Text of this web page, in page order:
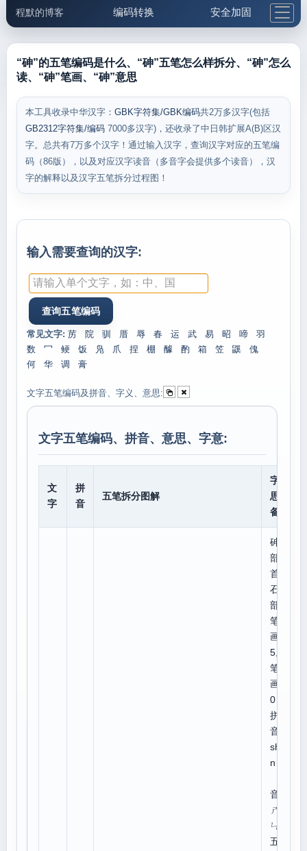
程默的博客 编码转换 安全加固
邮件工具 生活便民 更多工具
5.1支付宝大红包
“砷”的五笔编码是什么、“砷”五笔怎么样拆分、“砷”怎么
读、“砷”笔画、“砷”意思
本工具收录中华汉字： GBK字符集/GBK编码共2万多汉字(包括
GB2312字符集/编码 7000多汉字)，还收录了中日韩扩展A(B)区汉
字。总共有7万多个汉字！通过输入汉字，查询汉字对应的五笔编
码（86版），以及对应汉字读音（多音字会提供多个读音），汉
字的解释以及汉字五笔拆分过程图！
输入需要查询的汉字:
常见文字: 苈 院 驯 厝 辱 春 运 武 易 昭 啼
羽
数
冖 鲠 饭 凫 爪 捏 棚 醵 酌 箱 笠 鼷
傀
何
华 调 膏
文字五笔编码及拼音、字义、意思:
文字五笔编码、拼音、意思、字意:
文
字
拼
音
五笔拆分图解
字意
思、
备注
砷
部
首:
石,
部外
笔
画:
5,总
笔
画:1
0
拼
音：
shē
n
音：
ㄕ
ㄣ
五笔